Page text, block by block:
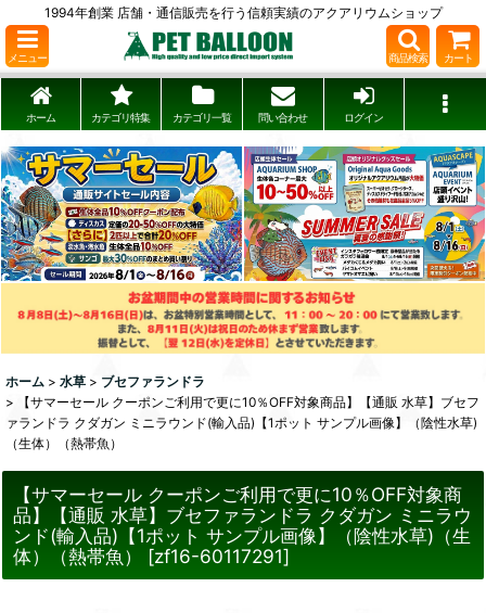
1994年創業 店舗・通信販売を行う信頼実績のアクアリウムショップ
メニュー 商品検索 カート
ホーム カテゴリ特集 カテゴリ一覧 問い合わせ ログイン
ホーム > 水草 > ブセファランドラ
>
【サマーセール クーポンご利用で更に10％OFF対象商品】【通販 水草】ブセフ
ァランドラ クダガン ミニラウンド(輸入品)【1ポット サンプル画像】（陰性水草)
（生体）（熱帯魚）
【サマーセール クーポンご利用で更に10％OFF対象商
品】【通販 水草】ブセファランドラ クダガン ミニラウ
ンド(輸入品)【1ポット サンプル画像】（陰性水草)（生
体）（熱帯魚）
[zf16-60117291]